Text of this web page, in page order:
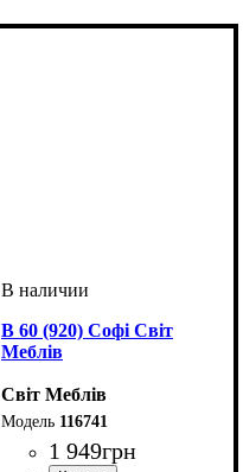
В 60 (920) Софі Світ
Меблів
Світ Меблів
116741
1 949грн